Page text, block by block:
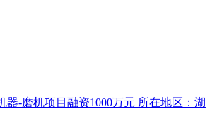
器-磨机项目融资1000万元 所在地区：湖